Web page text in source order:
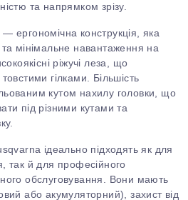
та напрямком зрізу.
ергономічна конструкція, яка
мінімальне навантаження на
ріжучі леза, що
гілками. Більшість
кутом нахилу головки, що
під різними кутами та
ідеально підходять як для
так й для професійного
обслуговування. Вони мають
або акумуляторний), захист від